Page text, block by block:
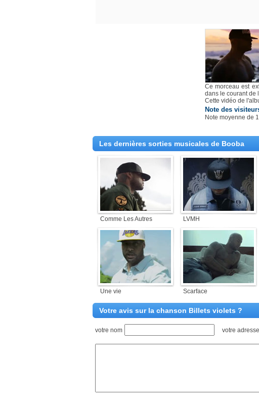
Ce morceau est
dans le courant de
Cette vidéo de
Note des
Note moyenne de
Les dernières sorties musicales de Booba
Comme Les Autres LVMH
Une vie Scarface
Votre avis sur la chanson Billets violets ?
votre nom votre